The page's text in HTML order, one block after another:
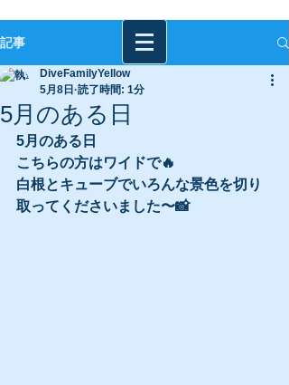
記事
5月のある日
DiveFamilyYellow
5月8日 読了時間: 1分
5月のある日
こちらの方はワイドで🔥
白根とキューブでいろんな景色を切り
取ってくださいました〜📸